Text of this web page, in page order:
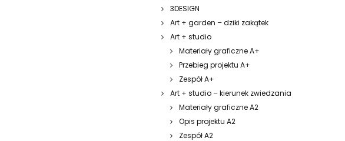
3DESIGN
Art + garden – dziki zakątek
Art + studio
Materiały graficzne A+
Przebieg projektu A+
Zespół A+
Art + studio – kierunek zwiedzania
Materiały graficzne A2
Opis projektu A2
Zespół A2